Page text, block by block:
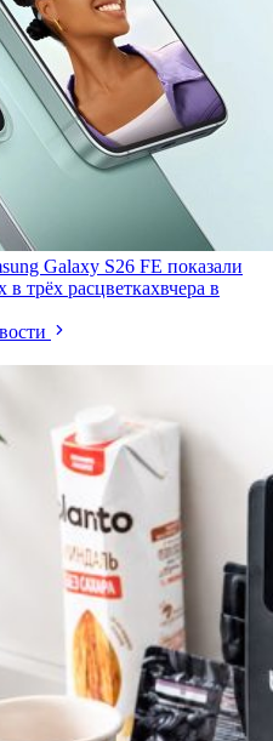
Galaxy S26 FE показали
трёх расцветкахвчера в